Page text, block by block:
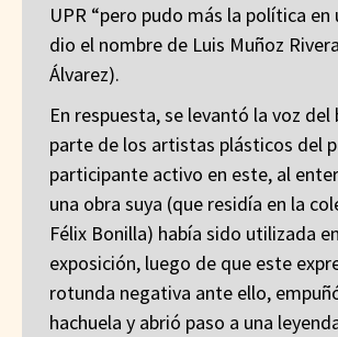
UPR “pero pudo más la política en
dio el nombre de Luis Muñoz
Álvarez).
En respuesta, se levantó la voz
parte de los artistas plásticos del
participante activo en este, al
una obra suya (que residía en la
Félix Bonilla) había sido utilizada
exposición, luego de que este
rotunda negativa ante ello,
hachuela y abrió paso a una